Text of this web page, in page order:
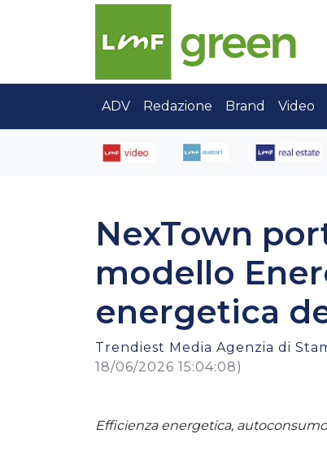
ADV Redazione Brand Video
NexTown
modello
energetica
Trendiest Media Agenzia di
18/06/2026 15:04:08)
Efficienza energetica,